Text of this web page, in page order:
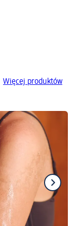
Więcej produktów